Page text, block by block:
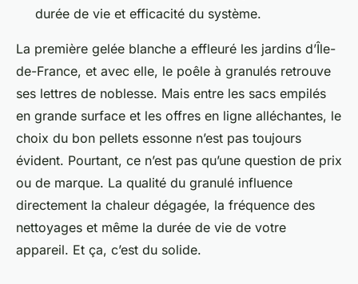
durée de vie et efficacité du système.
La première gelée blanche a effleuré les jardins d’Île-
de-France, et avec elle, le poêle à granulés retrouve
ses lettres de noblesse. Mais entre les sacs empilés
en grande surface et les offres en ligne alléchantes, le
choix du bon pellets essonne n’est pas toujours
évident. Pourtant, ce n’est pas qu’une question de prix
ou de marque. La qualité du granulé influence
directement la chaleur dégagée, la fréquence des
nettoyages et même la durée de vie de votre
appareil. Et ça, c’est du solide.